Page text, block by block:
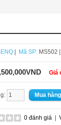
| Mã SP:MS502 |
Giá
0 đánh giá|